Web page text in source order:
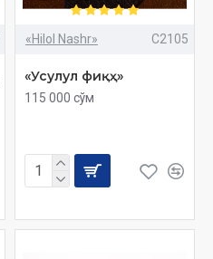
«Hilol Nashr» C2105
«Усулул фиқҳ»
115 000 сўм